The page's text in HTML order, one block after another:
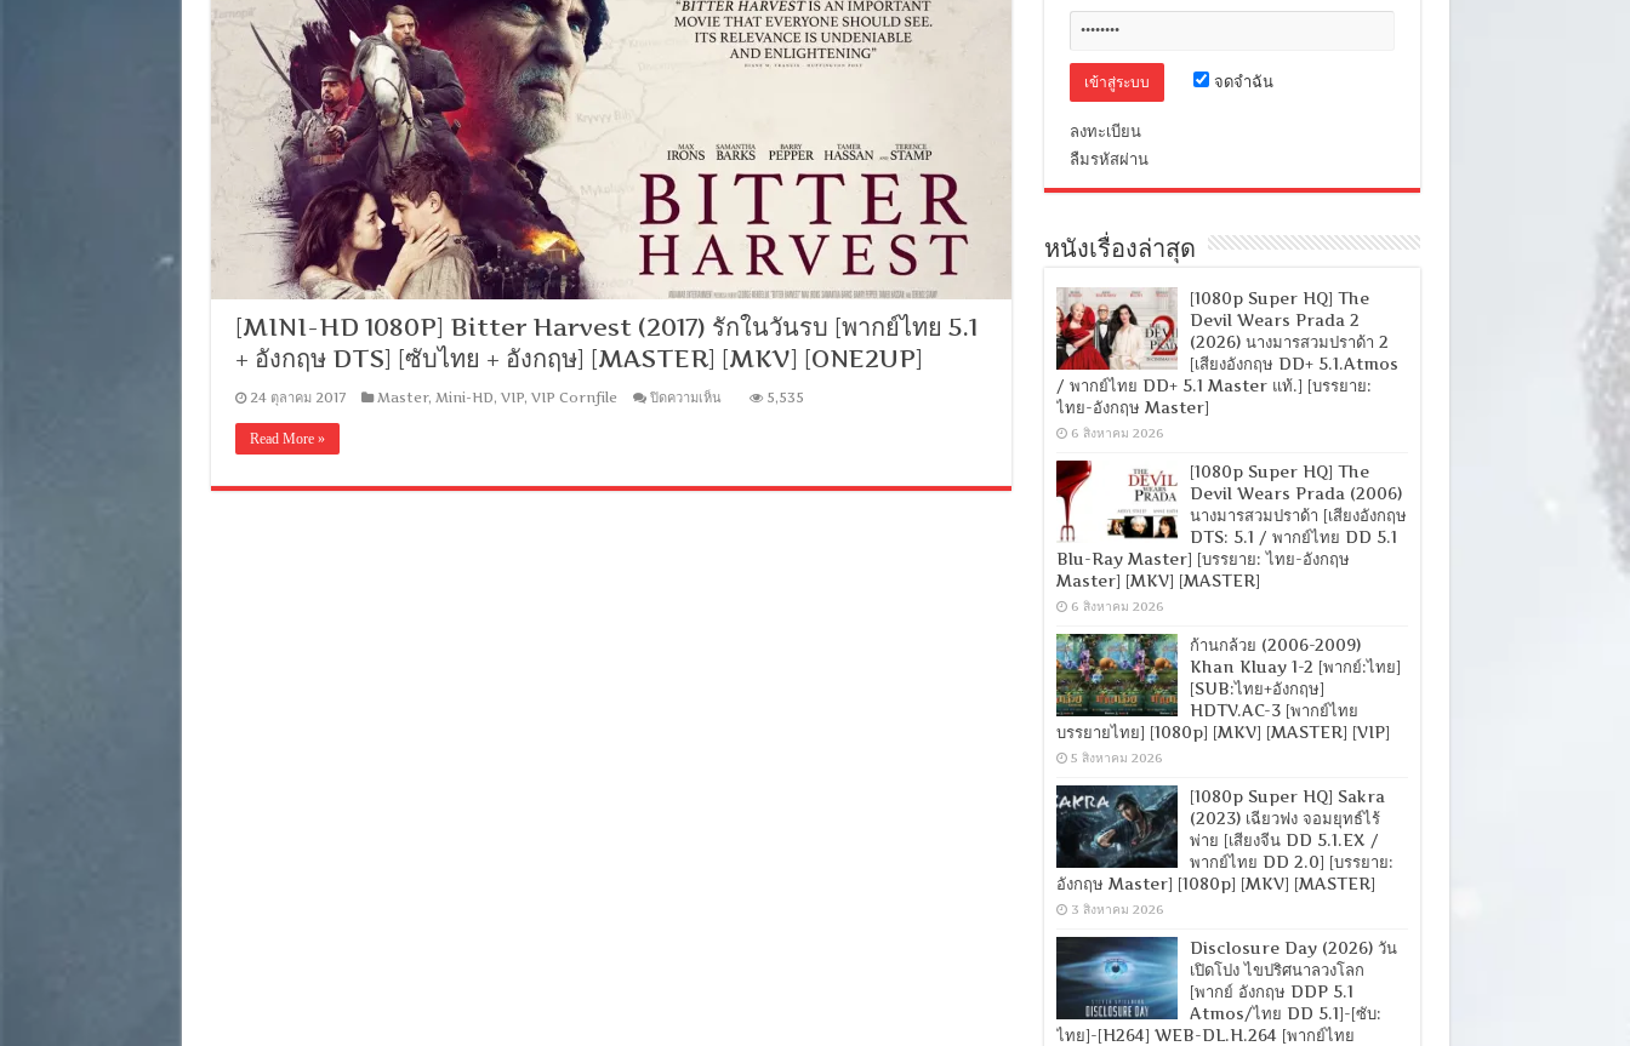
[MINI-HD 1080P] Bitter Harvest (2017) รักในวันรบ [พากย์ไทย 5.1
+ อังกฤษ DTS] [ซับไทย + อังกฤษ] [MASTER] [MKV] [ONE2UP]
24 ตุลาคม 2017 Master, Mini-HD, VIP, VIP Cornfile ปิดความเห็นบน
Harvest
5,535
Read More »
จดจำฉัน
ลงทะเบียน
ลืมรหัสผ่าน
หนังเรื่องล่าสุด
[1080p Super HQ] The
Devil Wears Prada 2
(2026) นางมารสวมปราด้า 2
[เสียงอังกฤษ DD+ 5.1.Atmos
/ พากย์ไทย DD+ 5.1 Master แท้.] [บรรยาย:
ไทย-อังกฤษ Master]
6 สิงหาคม 2026
[1080p Super HQ] The
Devil Wears Prada (2006)
นางมารสวมปราด้า [เสียงอังกฤษ
DTS: 5.1 / พากย์ไทย DD 5.1
Blu-Ray Master] [บรรยาย: ไทย-อังกฤษ
Master] [MKV] [MASTER]
6 สิงหาคม 2026
ก้านกล้วย (2006-2009)
Khan Kluay 1-2 [พากย์:ไทย]
[SUB:ไทย+อังกฤษ]
HDTV.AC-3 [พากย์ไทย
บรรยายไทย] [1080p] [MKV] [MASTER] [VIP]
5 สิงหาคม 2026
[1080p Super HQ] Sakra
(2023) เฉียวฟง จอมยุทธ์ไร้
พ่าย [เสียงจีน DD 5.1.EX /
พากย์ไทย DD 2.0] [บรรยาย:
อังกฤษ Master] [1080p] [MKV] [MASTER]
3 สิงหาคม 2026
Disclosure Day (2026) วัน
เปิดโปง ไขปริศนาลวงโลก
[พากย์ อังกฤษ DDP 5.1
Atmos/ไทย DD 5.1]-[ซับ:
ไทย]-[H264] WEB-DL.H.264 [พากย์ไทย